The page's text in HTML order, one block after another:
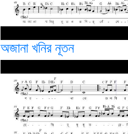
অজানা খনির নূতন